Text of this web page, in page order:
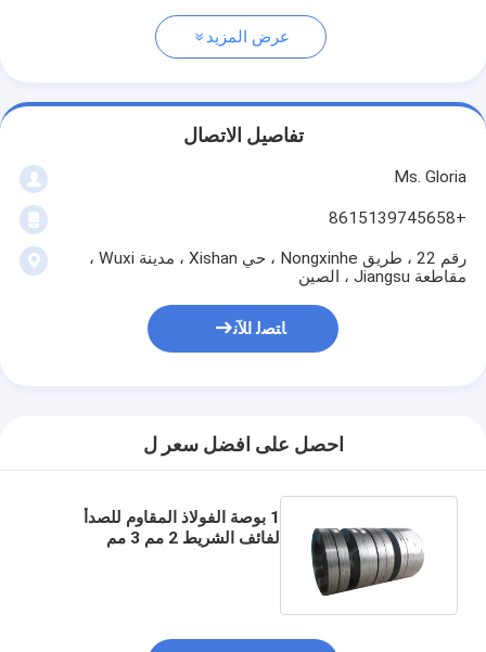
عرض المزيد
تفاصيل الاتصال
Ms. Gloria
+8615139745658
رقم 22 ، طريق Nongxinhe ، حي Xishan ، مدينة Wuxi ،
مقاطعة Jiangsu ، الصين
ﺎﺘﺼﻟ ﺍﻶﻧ
احصل على افضل سعر ل
1 بوصة الفولاذ المقاوم للصدأ
لفائف الشريط 2 مم 3 مم